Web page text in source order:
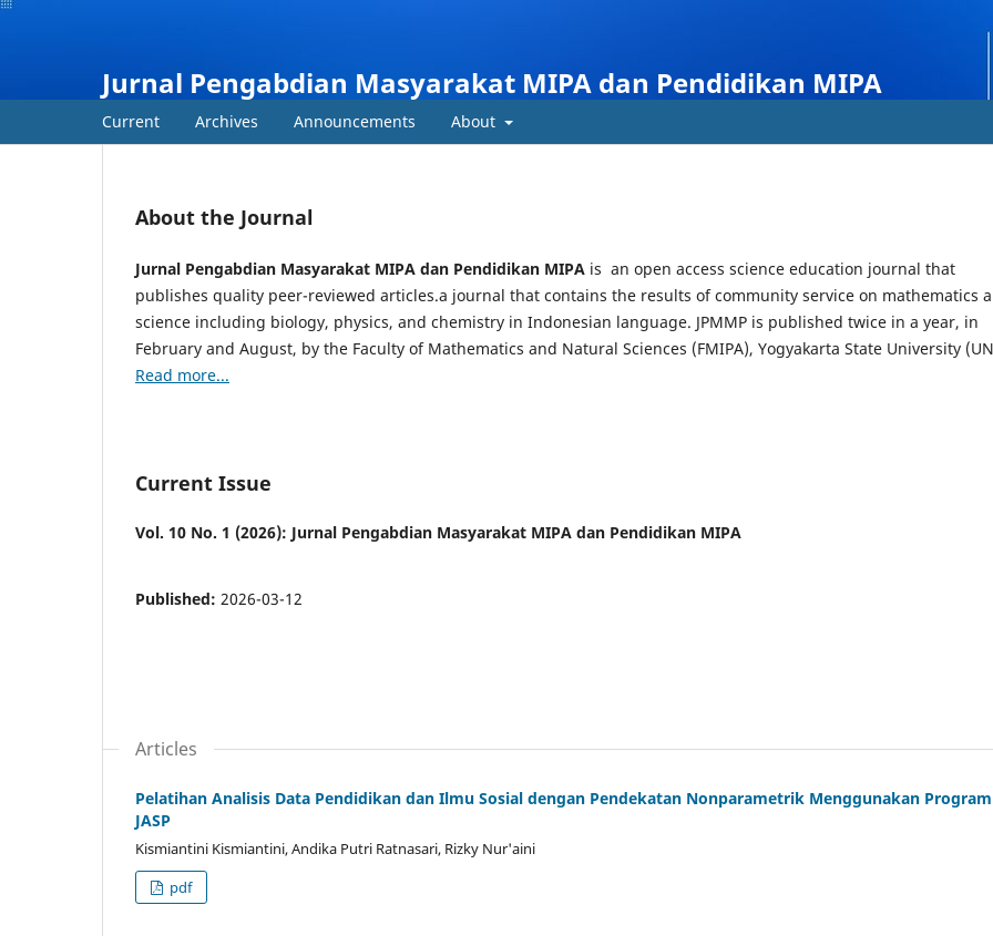
Jurnal Pengabdian Masyarakat MIPA dan Pendidikan MIPA
Current Archives Announcements About
About the Journal
Jurnal Pengabdian Masyarakat MIPA dan Pendidikan MIPA is an open access science education journal that
publishes quality peer-reviewed articles.a journal that contains the results of community service on mathematics
science including biology, physics, and chemistry in Indonesian language. JPMMP is published twice in a year, in
February and August, by the Faculty of Mathematics and Natural Sciences (FMIPA), Yogyakarta State University
Read more...
Current Issue
Vol. 10 No. 1 (2026): Jurnal Pengabdian Masyarakat MIPA dan Pendidikan MIPA
Published: 2026-03-12
Articles
Pelatihan Analisis Data Pendidikan dan Ilmu Sosial dengan Pendekatan Nonparametrik Menggunakan Program
JASP
Kismiantini Kismiantini, Andika Putri Ratnasari, Rizky Nur'aini
pdf